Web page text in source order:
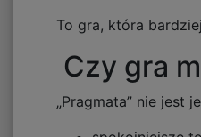
To gra, która
Czy gra
„Pragmata” nie jest